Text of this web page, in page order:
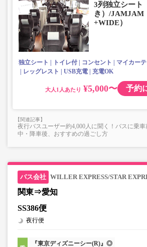
■お預かりできない荷物（貴重品以外は
可）
楽器・自転車（折りたたみ含む）・ボー
物、壊れ物、危険物、貴重品、ペット、
上記「トランクにてお預かりできる荷物
3列独立シート
き）/JAMJAM
+WIDE）
独立シート トイレ付 コンセント マイカー
レッグレスト
USB充電 充電OK
大人 ¥5,000〜 予約
夜行バスユーザー約4,000人に聞く！バスに乗
中・降車後、おすすめの過ごし方
WILLER EXPRESS/STAR
関東⇒愛知
SS386便
夜行便
『東京ディズニーシー(R)』◎